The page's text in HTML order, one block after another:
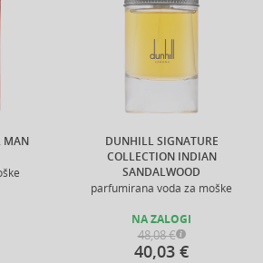
MAN
DUNHILL SIGNATURE
COLLECTION INDIAN
SANDALWOOD
parfumirana voda za moške
NA ZALOGI
48,08 €
40,03 €